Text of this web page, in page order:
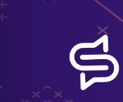
Skip
to